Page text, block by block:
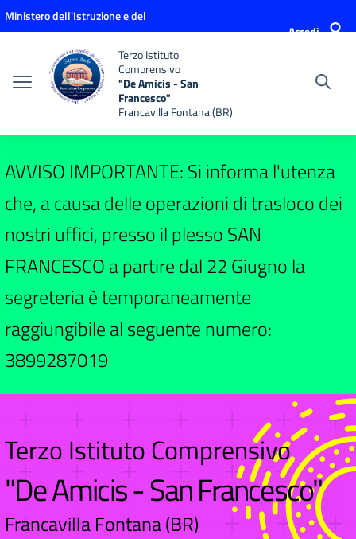
Vai ai contenuti
Vai al menu di navigazione
Vai al footer
Ministero dell'Istruzione e del
Accedi
Terzo Istituto
Comprensivo
"De Amicis - San
Francesco"
Francavilla Fontana (BR)
AVVISO IMPORTANTE: Si informa l'utenza
che, a causa delle operazioni di trasloco dei
nostri uffici, presso il plesso SAN
FRANCESCO a partire dal 22 Giugno la
segreteria è temporaneamente
raggiungibile al seguente numero:
3899287019
Terzo Istituto Comprensivo
"De Amicis - San Francesco"
Francavilla Fontana (BR)